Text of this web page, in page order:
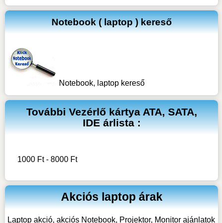
Notebook ( laptop ) kereső
Notebook, laptop kereső
TovábbiVezérlő kártya ATA, SATA,
IDEárlista :
1000 Ft - 8000 Ft
Akciós laptop árak
Laptop akció, akciós Notebook, Projektor, Monitor ajánlatok